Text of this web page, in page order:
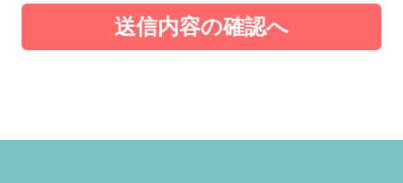
送信内容の確認へ